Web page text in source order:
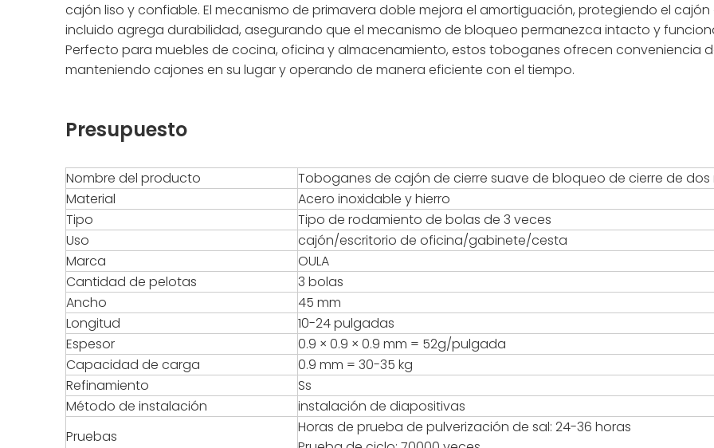
cajón liso y confiable. El mecanismo de primavera doble mejora el amortiguación, protegiendo el
incluido agrega durabilidad, asegurando que el mecanismo de bloqueo permanezca intacto y
Perfecto para muebles de cocina, oficina y almacenamiento, estos toboganes ofrecen conveniencia
manteniendo cajones en su lugar y operando de manera eficiente con el tiempo.
Presupuesto
Nombre del producto
Toboganes de cajón de cierre suave de bloqueo de cierre de dos
Material
Acero inoxidable y hierro
Tipo
Tipo de rodamiento de bolas de 3 veces
Uso
cajón/escritorio de oficina/gabinete/cesta
Marca
OULA
Cantidad de pelotas
3 bolas
Ancho
45 mm
Longitud
10-24 pulgadas
Espesor
0.9 × 0.9 × 0.9 mm = 52g/pulgada
Capacidad de carga
0.9 mm = 30-35 kg
Refinamiento
Ss
Método de instalación
instalación de diapositivas
Pruebas
Horas de prueba de pulverización de sal: 24-36 horas